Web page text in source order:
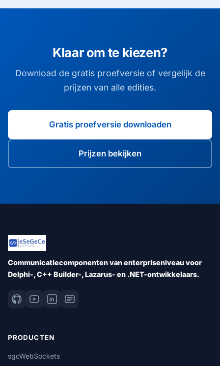
Klaar om te kiezen?
Download de gratis proefversie of vergelijk de
prijzen van alle edities.
Gratis proefversie downloaden
Prijzen bekijken
Communicatiecomponenten van enterpriseniveau voor
Delphi-, C++ Builder-, Lazarus- en .NET-ontwikkelaars.
PRODUCTEN
sgcWebSockets